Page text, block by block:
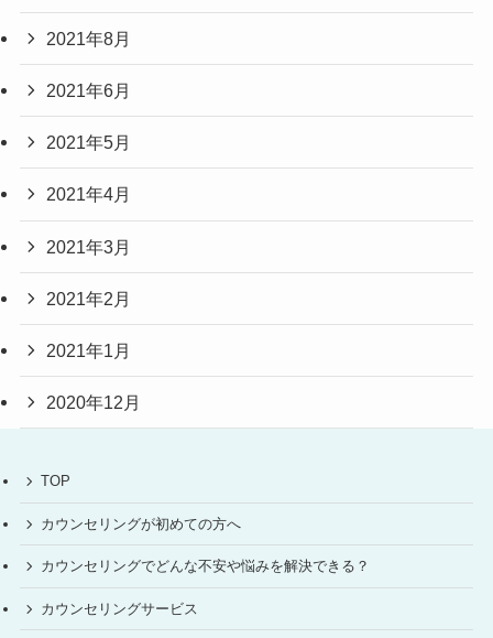
2021年8月
2021年6月
2021年5月
2021年4月
2021年3月
2021年2月
2021年1月
2020年12月
TOP
カウンセリングが初めての方へ
カウンセリングでどんな不安や悩みを解決できる？
カウンセリングサービス